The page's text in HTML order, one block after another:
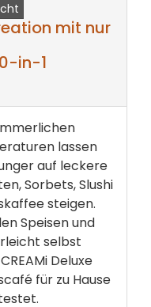
mit nur
in-1
lassen
auf leckere
Sorbets, Slushi
steigen.
Speisen und
selbst
Deluxe
für zu Hause